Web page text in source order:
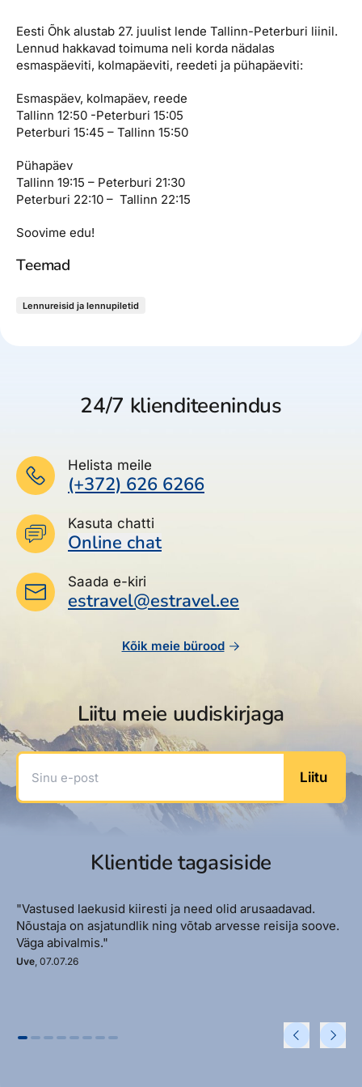
Airalo eSIM
Reisija meelespea
Platinum Club
Püsisoodustused
Boonuspunktid
Ettevõttest, kontaktid, reisikonsultandi teenus, tule
tööle, uudised...
Ettevõttest
Kontaktid
Tule tööle
Eesti Õhk alustab 27. juulist lende Tallinn-Peterburi liinil.
Lennud hakkavad toimuma neli korda nädalas
esmaspäeviti, kolmapäeviti, reedeti ja pühapäeviti:
Esmaspäev, kolmapäev, reede
Tallinn 12:50 -Peterburi 15:05
Peterburi 15:45 – Tallinn 15:50
Pühapäev
Tallinn 19:15 – Peterburi 21:30
Peterburi 22:10 – Tallinn 22:15
Soovime edu!
Teemad
Lennureisid ja lennupiletid
24/7 klienditeenindus
Helista meile
(+372) 626 6266
Kasuta chatti
Online chat
Saada e-kiri
estravel@estravel.ee
Kõik meie bürood
Liitu meie uudiskirjaga
Sinu e-post
Liitu
Klientide tagasiside
"Vastused laekusid kiiresti ja need olid arusaadavad.
Nõustaja on asjatundlik ning võtab arvesse reisija soove.
Väga abivalmis."
Uve, 07.07.26